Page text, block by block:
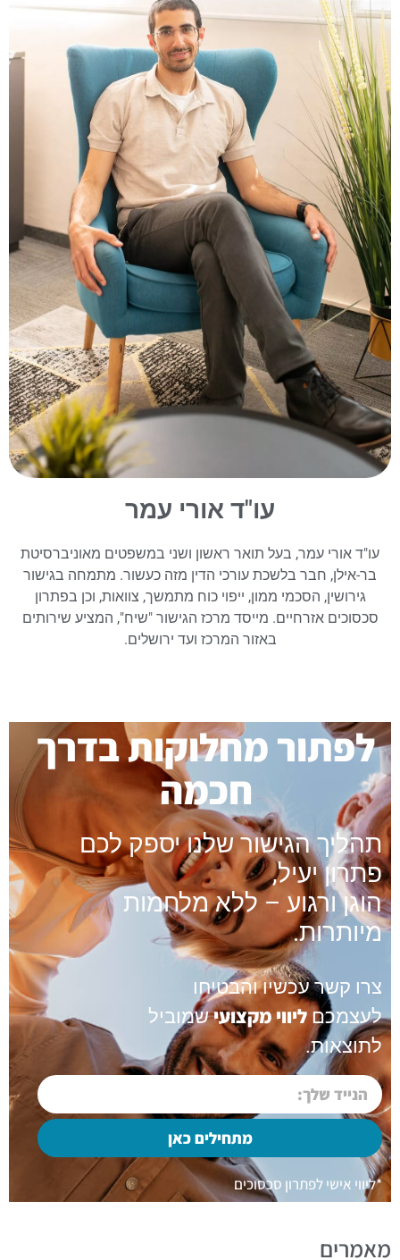
עו"ד אורי עמר
עו"ד אורי עמר, בעל תואר ראשון ושני במשפטים מאוניברסיטת
בר-אילן, חבר בלשכת עורכי הדין מזה כעשור. מתמחה בגישור
גירושין, הסכמי ממון, ייפוי כוח מתמשך, צוואות, וכן בפתרון
סכסוכים אזרחיים. מייסד מרכז הגישור "שיח", המציע שירותים
באזור המרכז ועד ירושלים.
לפתור מחלוקות בדרך
חכמה
תהליך הגישור שלנו יספק לכם
פתרון יעיל,
הוגן ורגוע – ללא מלחמות
מיותרות.
צרו קשר עכשיו והבטיחו
לעצמכם ליווי מקצועי שמוביל
לתוצאות.
מתחילים כאן
*ליווי אישי לפתרון סכסוכים
מאמרים